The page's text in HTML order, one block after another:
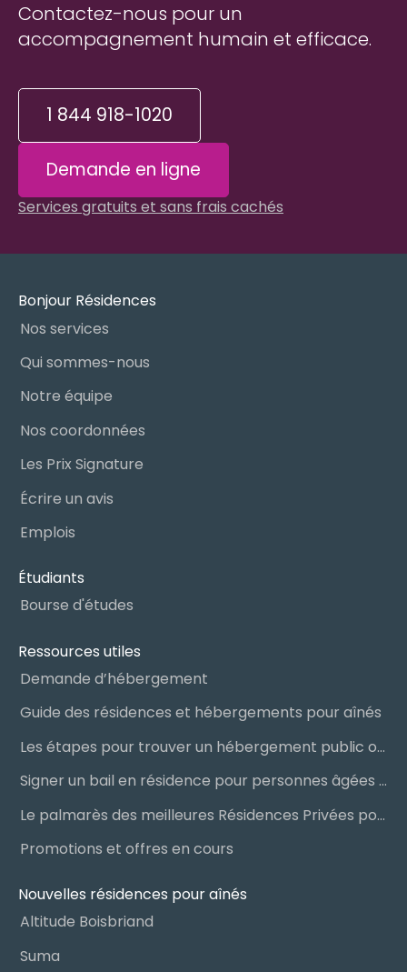
Contactez-nous pour un
accompagnement humain et efficace.
1 844 918-1020
Demande en ligne
Services gratuits et sans frais cachés
Bonjour Résidences
Nos services
Qui sommes-nous
Notre équipe
Nos coordonnées
Les Prix Signature
Écrire un avis
Emplois
Étudiants
Bourse d'études
Ressources utiles
Demande d’hébergement
Guide des résidences et hébergements pour aînés
Les étapes pour trouver un hébergement public ou privé
Signer un bail en résidence pour personnes âgées (RPA) : ce qu’il faut savoir
Le palmarès des meilleures Résidences Privées pour Aînés (RPA)
Promotions et offres en cours
Nouvelles résidences pour aînés
Altitude Boisbriand
Suma